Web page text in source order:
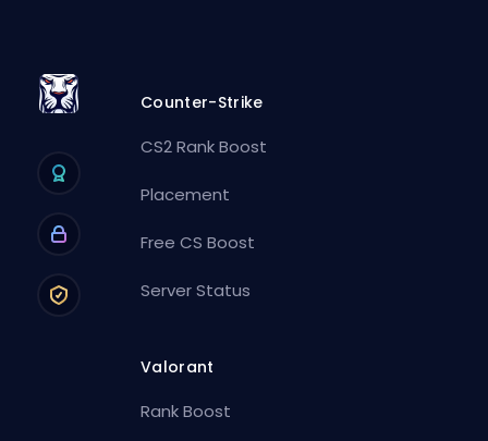
Counter-Strike
CS2 Rank Boost
Placement
Free CS Boost
Server Status
Valorant
Rank Boost